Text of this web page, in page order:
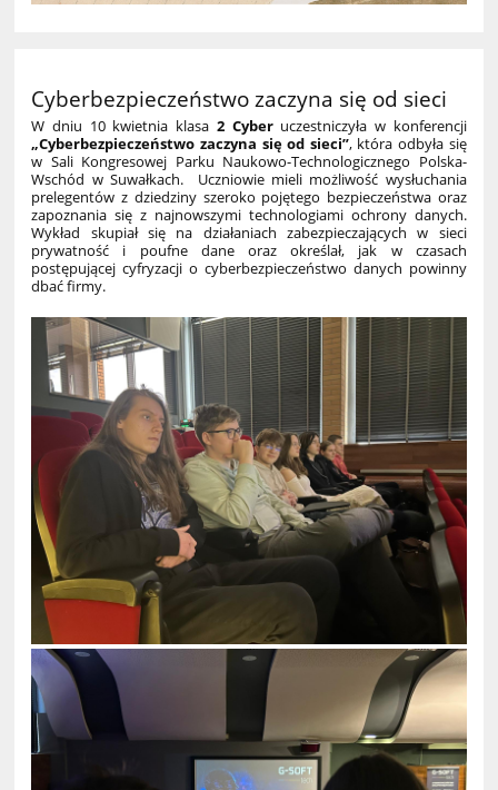
Cyberbezpieczeństwo zaczyna się od sieci
W dniu 10 kwietnia klasa 2 Cyberuczestniczyła w konferencji
„Cyberbezpieczeństwo zaczyna się od sieci”, która odbyła się
w Sali Kongresowej Parku Naukowo-Technologicznego Polska-
Wschód w Suwałkach. Uczniowie mieli możliwość wysłuchania
prelegentów z dziedziny szeroko pojętego bezpieczeństwa oraz
zapoznania się z najnowszymi technologiami ochrony danych.
Wykład skupiał się na działaniach zabezpieczających w sieci
prywatność i poufne dane oraz określał, jak w czasach
postępującej cyfryzacji o cyberbezpieczeństwo danych powinny
dbać firmy.